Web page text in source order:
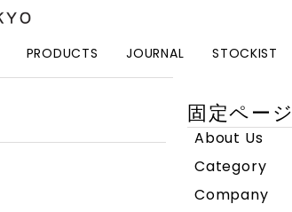
PRODUCTS JOURNAL STOCKIST
索:
固定ページ
About Us
Category
Company